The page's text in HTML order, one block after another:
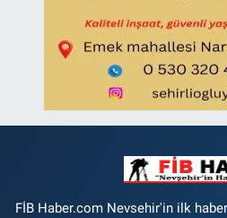
FİB Haber.com Nevsehir'in ilk